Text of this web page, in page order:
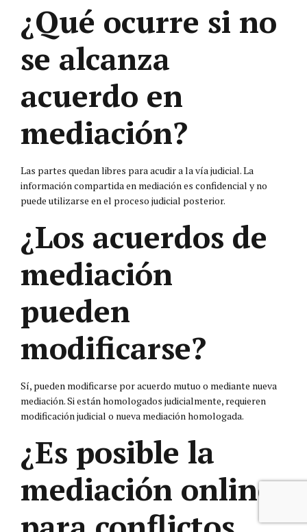
¿Qué ocurre si no
se alcanza
acuerdo en
mediación?
Las partes quedan libres para acudir a la vía judicial. La
información compartida en mediación es confidencial y no
puede utilizarse en el proceso judicial posterior.
¿Los acuerdos de
mediación
pueden
modificarse?
Sí, pueden modificarse por acuerdo mutuo o mediante nueva
mediación. Si están homologados judicialmente, requieren
modificación judicial o nueva mediación homologada.
¿Es posible la
mediación online